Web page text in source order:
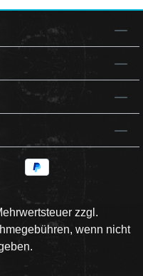
zzgl.
wenn nicht